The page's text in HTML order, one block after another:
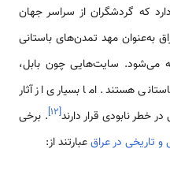
که گردشگران از سراسر جهان
به‌عنوان مهد تمدن‌های باستانی
می‌شود. سایت‌هایی چون بابل،
هستند. اما بسیاری از آثار
خطر نابودی قرار دارند[۱۲]. برخی
تاریخی در عراقعبارتند از: